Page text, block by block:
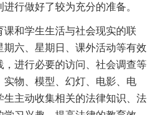
行做好了较为充分的准备。
和学生生活与社会现实的联
六、星期日、课外活动等有效
，进行必要的访问、社会调查等
物、模型、幻灯、电影、电
主动收集相关的法律知识、法